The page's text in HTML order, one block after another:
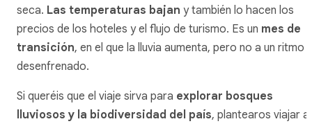
seca. Las temperaturas bajan y también lo hacen los
precios de los hoteles y el flujo de turismo. Es un mes de
transición, en el que la lluvia aumenta, pero no a un ritmo
desenfrenado.
Si queréis que el viaje sirva para explorar bosques
lluviosos y la biodiversidad del país, plantearos viajar a